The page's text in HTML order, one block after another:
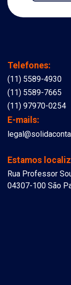
Telefones:
(11) 5589-4930
(11) 5589-7665
(11) 97970-0254
E-mails:
Estamos
Rua Professor
04307-100 São